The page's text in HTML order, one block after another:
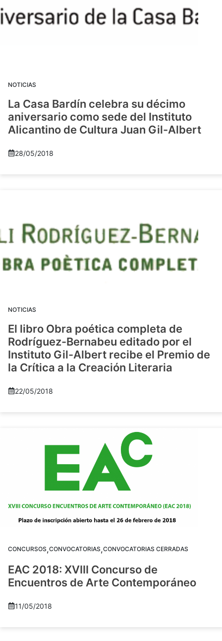
NOTICIAS
La Casa Bardín celebra su décimo
aniversario como sede del Instituto
Alicantino de Cultura Juan Gil-Albert
28/05/2018
NOTICIAS
El libro Obra poética completa de
Rodríguez-Bernabeu editado por el
Instituto Gil-Albert recibe el Premio de
la Crítica a la Creación Literaria
22/05/2018
CONCURSOS,CONVOCATORIAS,CONVOCATORIAS CERRADAS
EAC 2018: XVIII Concurso de
Encuentros de Arte Contemporáneo
11/05/2018